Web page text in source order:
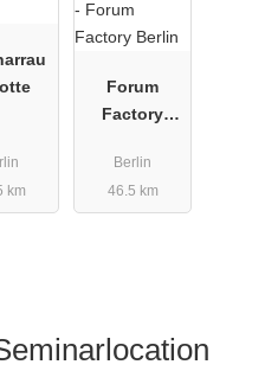
km
Forum
Factory
Berlin
46.5 km